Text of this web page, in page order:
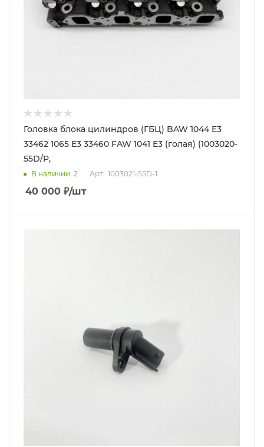
Головка блока цилиндров (ГБЦ) BAW 1044 E3
33462 1065 E3 33460 FAW 1041 E3 (голая) (1003020-
55D/P,
В наличии: 2 Арт.: 1003021-55D-1
40 000 ₽/шт